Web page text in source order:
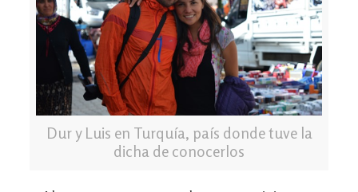
Dur y Luis en Turquía, país donde tuve la
dicha de conocerlos